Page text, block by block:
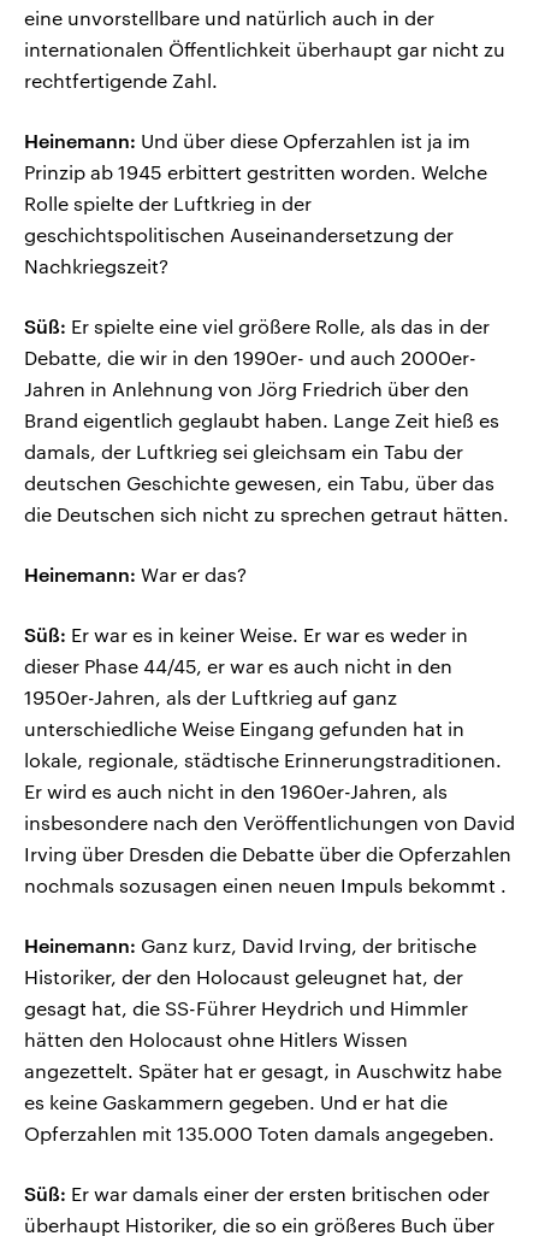
eine unvorstellbare und natürlich auch in der
internationalen Öffentlichkeit überhaupt gar nicht zu
rechtfertigende Zahl.
Heinemann: Und über diese Opferzahlen ist ja im
Prinzip ab 1945 erbittert gestritten worden. Welche
Rolle spielte der Luftkrieg in der
geschichtspolitischen Auseinandersetzung der
Nachkriegszeit?
Süß: Er spielte eine viel größere Rolle, als das in der
Debatte, die wir in den 1990er- und auch 2000er-
Jahren in Anlehnung von Jörg Friedrich über den
Brand eigentlich geglaubt haben. Lange Zeit hieß es
damals, der Luftkrieg sei gleichsam ein Tabu der
deutschen Geschichte gewesen, ein Tabu, über das
die Deutschen sich nicht zu sprechen getraut hätten.
Heinemann: War er das?
Süß: Er war es in keiner Weise. Er war es weder in
dieser Phase 44/45, er war es auch nicht in den
1950er-Jahren, als der Luftkrieg auf ganz
unterschiedliche Weise Eingang gefunden hat in
lokale, regionale, städtische Erinnerungstraditionen.
Er wird es auch nicht in den 1960er-Jahren, als
insbesondere nach den Veröffentlichungen von David
Irving über Dresden die Debatte über die Opferzahlen
nochmals sozusagen einen neuen Impuls bekommt .
Heinemann: Ganz kurz, David Irving, der britische
Historiker, der den Holocaust geleugnet hat, der
gesagt hat, die SS-Führer Heydrich und Himmler
hätten den Holocaust ohne Hitlers Wissen
angezettelt. Später hat er gesagt, in Auschwitz habe
es keine Gaskammern gegeben. Und er hat die
Opferzahlen mit 135.000 Toten damals angegeben.
Süß: Er war damals einer der ersten britischen oder
überhaupt Historiker, die so ein größeres Buch über